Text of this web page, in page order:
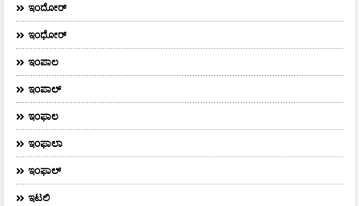
ಇಂದೋರ್
ಇಂಧೋರ್
ಇಂಪಾಲ
ಇಂಪಾಲ್‌
ಇಂಫಾಲ
ಇಂಫಾಲಾ
ಇಂಫಾಲ್
ಇಟಲಿ